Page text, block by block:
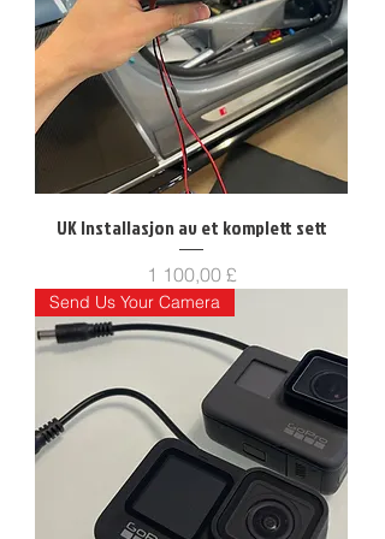
UK Installasjon av et komplett sett
Pris
1 100,00 £
Send Us Your Camera